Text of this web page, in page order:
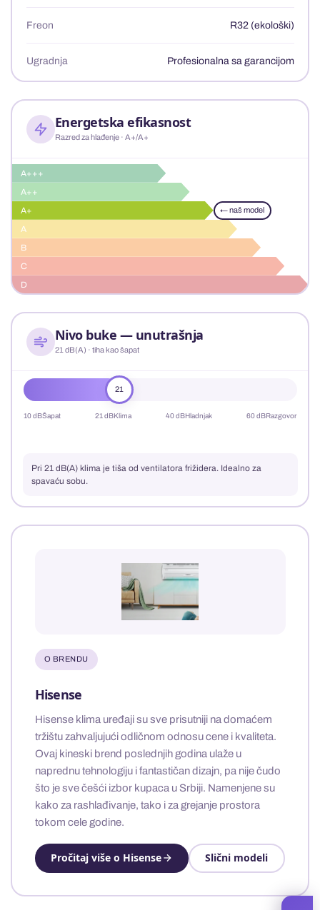
Freon R32 (ekološki)
Ugradnja Profesionalna sa garancijom
Energetska efikasnost
Razred za hlađenje · A+/A+
A+++
A++
A+
← naš model
A
B
C
D
Nivo buke — unutrašnja
21 dB(A) · tiha kao šapat
21
10 dBŠapat 21 dBKlima 40 dBHladnjak 60 dBRazgovor
Pri 21 dB(A) klima je tiša od ventilatora frižidera. Idealno za
spavaću sobu.
O BRENDU
Hisense
Hisense klima uređaji su sve prisutniji na domaćem
tržištu zahvaljujući odličnom odnosu cene i kvaliteta.
Ovaj kineski brend poslednjih godina ulaže u
naprednu tehnologiju i fantastičan dizajn, pa nije čudo
što je sve češći izbor kupaca u Srbiji. Namenjene su
kako za rashlađivanje, tako i za grejanje prostora
tokom cele godine.
Pročitaj više o Hisense Slični modeli